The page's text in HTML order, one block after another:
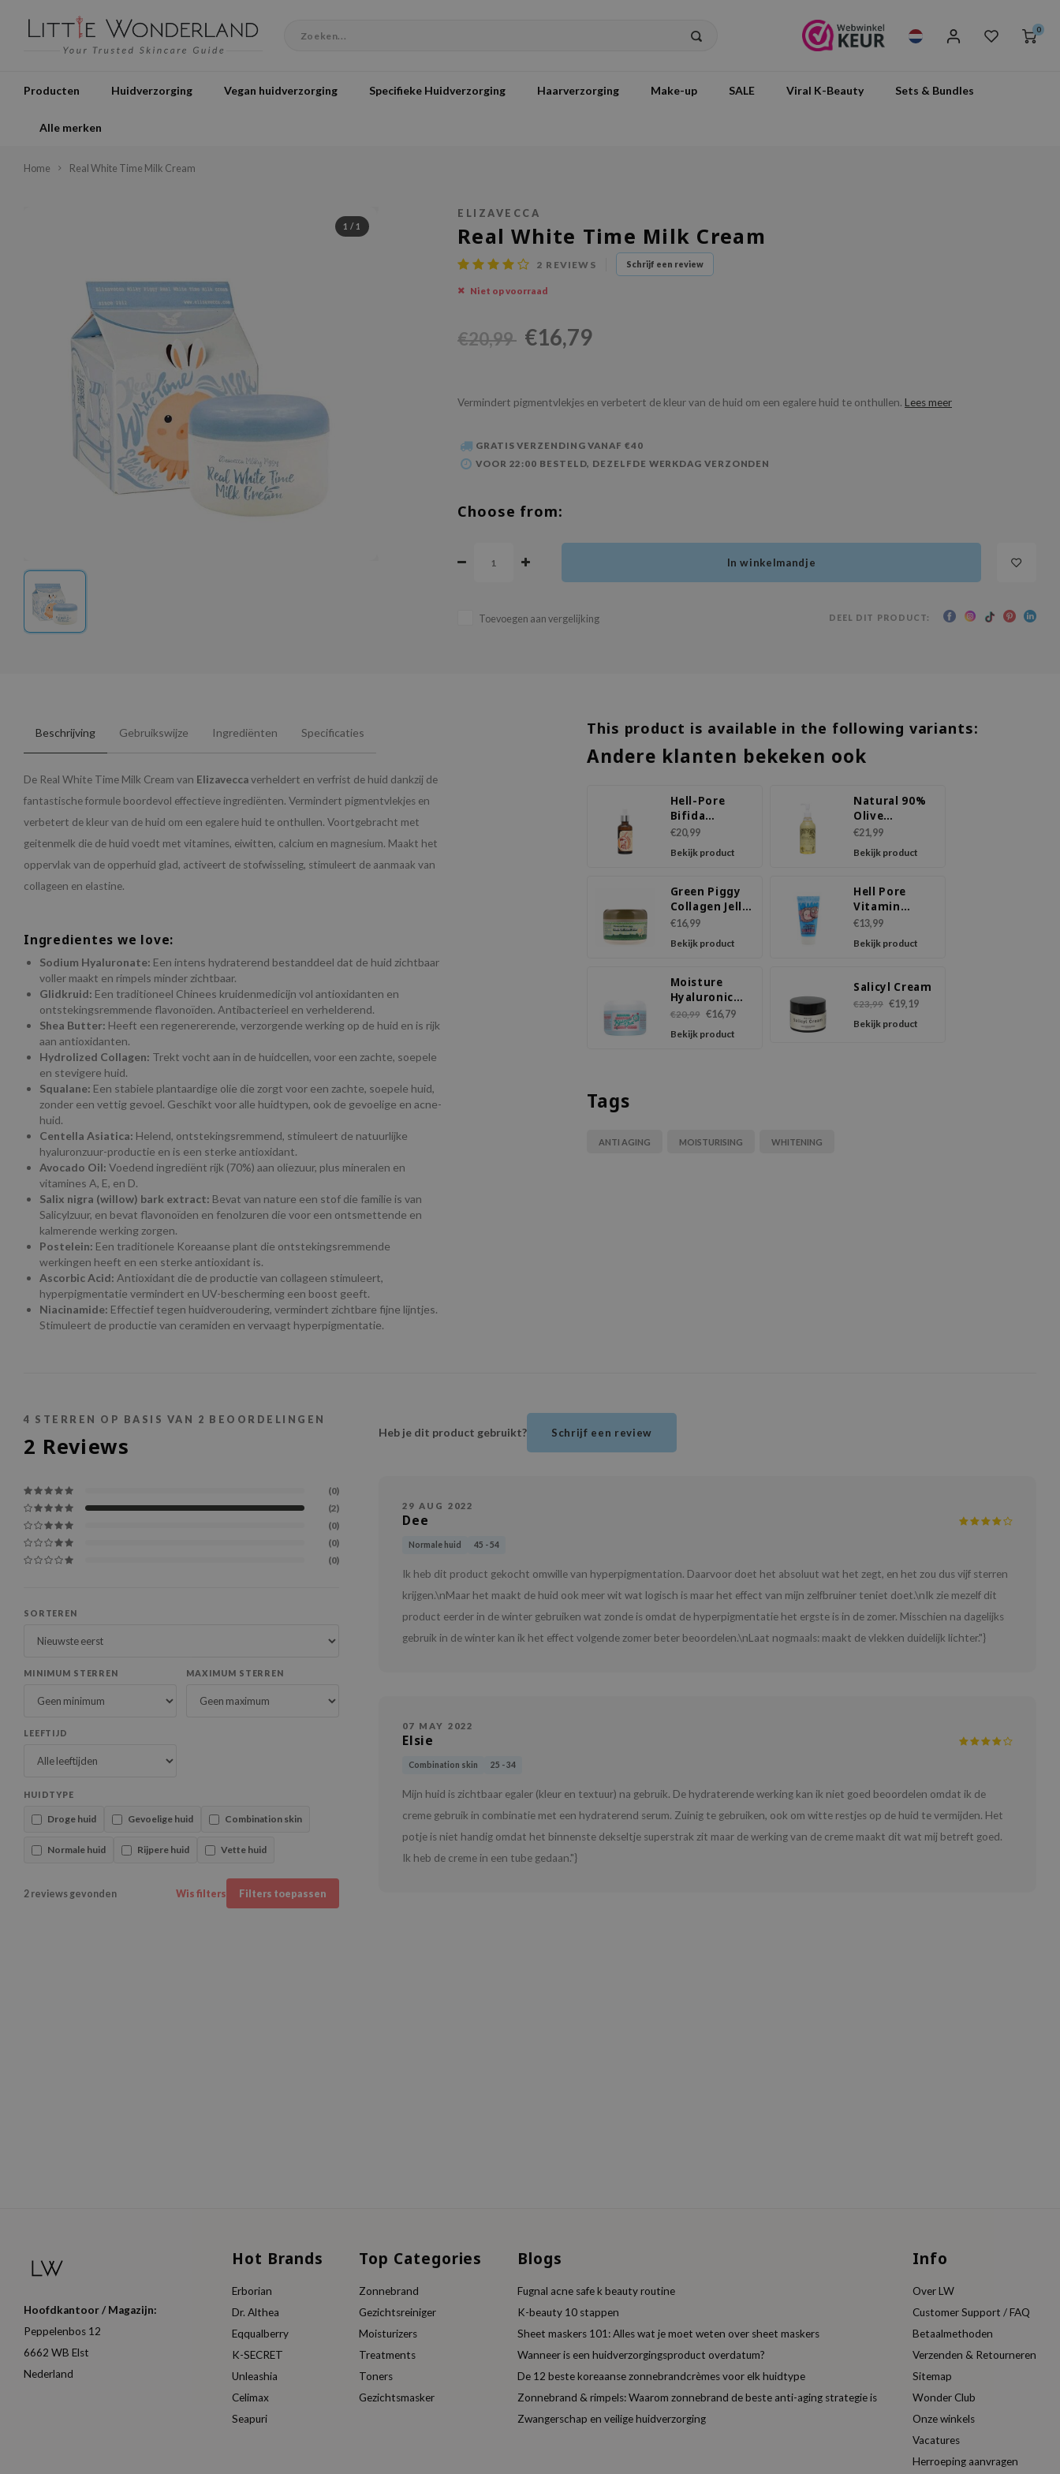
0
Producten Huidverzorging Vegan huidverzorging Specifieke Huidverzorging Haarverzorging Make-up SALE Viral K-Beauty Sets & Bundles
Alle merken
Home Real White Time Milk Cream
1 / 1
ELIZAVECCA
Real White Time Milk Cream
2 REVIEWS Schrijf een review
Niet op voorraad
€20,99 €16,79
Vermindert pigmentvlekjes en verbetert de kleur van de huid om een egalere huid te onthullen. Lees meer
GRATIS VERZENDING VANAF €40
VOOR 22:00 BESTELD, DEZELFDE WERKDAG VERZONDEN
Choose from:
In winkelmandje
Toevoegen aan vergelijking DEEL DIT PRODUCT:
Beschrijving Gebruikswijze Ingrediënten Specificaties
De Real White Time Milk Cream van Elizaveccaverheldert en verfrist de huid dankzij de
fantastische formule boordevol effectieve ingrediënten. Vermindert pigmentvlekjes en
verbetert de kleur van de huid om een egalere huid te onthullen. Voortgebracht met
geitenmelk die de huid voedt met vitamines, eiwitten, calcium en magnesium. Maakt het
oppervlak van de opperhuid glad, activeert de stofwisseling, stimuleert de aanmaak van
collageen en elastine.
Ingredientes we love:
Sodium Hyaluronate: Een intens hydraterend bestanddeel dat de huid zichtbaar
voller maakt en rimpels minder zichtbaar.
Glidkruid: Een traditioneel Chinees kruidenmedicijn vol antioxidanten en
ontstekingsremmende flavonoïden. Antibacterieel en verhelderend.
Shea Butter: Heeft een regenererende, verzorgende werking op de huid en is rijk
aan antioxidanten.
Hydrolized Collagen: Trekt vocht aan in de huidcellen, voor een zachte, soepele
en stevigere huid.
Squalane: Een stabiele plantaardige olie die zorgt voor een zachte, soepele huid,
zonder een vettig gevoel. Geschikt voor alle huidtypen, ook de gevoelige en acne-
huid.
Centella Asiatica: Helend, ontstekingsremmend, stimuleert de natuurlijke
hyaluronzuur-productie en is een sterke antioxidant.
Avocado Oil: Voedend ingrediënt rijk (70%) aan oliezuur, plus mineralen en
vitamines A, E, en D.
Salix nigra (willow) bark extract: Bevat van nature een stof die familie is van
Salicylzuur, en bevat flavonoïden en fenolzuren die voor een ontsmettende en
kalmerende werking zorgen.
Postelein: Een traditionele Koreaanse plant die ontstekingsremmende
werkingen heeft en een sterke antioxidant is.
Ascorbic Acid: Antioxidant die de productie van collageen stimuleert,
hyperpigmentatie vermindert en UV-bescherming een boost geeft.
Niacinamide: Effectief tegen huidveroudering, vermindert zichtbare fijne lijntjes.
Stimuleert de productie van ceramiden en vervaagt hyperpigmentatie.
This product is available in the following variants:
Andere klanten bekeken ook
Hell-Pore
Bifida
Premium
Ample
€20,99
Bekijk product
Natural 90%
Olive
Cleansing Oil
€21,99
Bekijk product
Green Piggy
Collagen Jella
Pack
€16,99
Bekijk product
Hell Pore
Vitamin
Peeling Gel
€13,99
Bekijk product
Moisture
Hyaluronic
Acid Memory
Cream
€20,99 €16,79
Bekijk product
Salicyl Cream
€23,99 €19,19
Bekijk product
Tags
ANTI AGING MOISTURISING WHITENING
4 STERREN OP BASIS VAN 2 BEOORDELINGEN
2 Reviews
(0)
(2)
(0)
(0)
(0)
SORTEREN
MINIMUM STERREN MAXIMUM STERREN
LEEFTIJD
HUIDTYPE
Droge huid Gevoelige huid Combination skin
Normale huid Rijpere huid Vette huid
2 reviews gevonden Wis filters Filters toepassen
Heb je dit product gebruikt? Schrijf een review
29 AUG 2022
Dee
Normale huid 45 - 54
Ik heb dit product gekocht omwille van hyperpigmentation. Daarvoor doet het absoluut wat het zegt, en het zou dus vijf sterren
krijgen.\nMaar het maakt de huid ook meer wit wat logisch is maar het effect van mijn zelfbruiner teniet doet.\nIk zie mezelf dit
product eerder in de winter gebruiken wat zonde is omdat de hyperpigmentatie het ergste is in de zomer. Misschien na dagelijks
gebruik in de winter kan ik het effect volgende zomer beter beoordelen.\nLaat nogmaals: maakt de vlekken duidelijk lichter."}
07 MAY 2022
Elsie
Combination skin 25 - 34
Mijn huid is zichtbaar egaler (kleur en textuur) na gebruik. De hydraterende werking kan ik niet goed beoordelen omdat ik de
creme gebruik in combinatie met een hydraterend serum. Zuinig te gebruiken, ook om witte restjes op de huid te vermijden. Het
potje is niet handig omdat het binnenste dekseltje superstrak zit maar de werking van de creme maakt dit wat mij betreft goed.
Ik heb de creme in een tube gedaan."}
Hoofdkantoor / Magazijn:
Peppelenbos 12
6662 WB Elst
Nederland
Hot Brands
Erborian
Dr. Althea
Eqqualberry
K-SECRET
Unleashia
Celimax
Seapuri
Top Categories
Zonnebrand
Gezichtsreiniger
Moisturizers
Treatments
Toners
Gezichtsmasker
Blogs
Fugnal acne safe k beauty routine
K-beauty 10 stappen
Sheet maskers 101: Alles wat je moet weten over sheet maskers
Wanneer is een huidverzorgingsproduct overdatum?
De 12 beste koreaanse zonnebrandcrèmes voor elk huidtype
Zonnebrand & rimpels: Waarom zonnebrand de beste anti-aging strategie is
Zwangerschap en veilige huidverzorging
Info
Over LW
Customer Support / FAQ
Betaalmethoden
Verzenden & Retourneren
Sitemap
Wonder Club
Onze winkels
Vacatures
Herroeping aanvragen